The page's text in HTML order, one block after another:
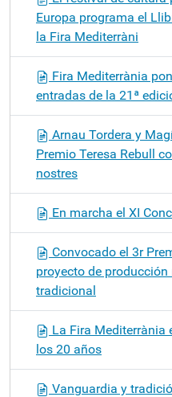
Europa programa el
la Fira Mediterràni
Fira Mediterrània
entradas de la 21ª
Arnau Tordera y
Premio Teresa Rebull
nostres
En marcha el XI
Convocado el 3r
proyecto de
tradicional
La Fira Mediterrània
los 20 años
Vanguardia y